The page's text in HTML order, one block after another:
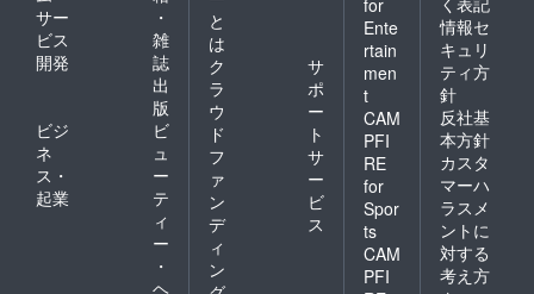
※サイズ
を分け
ること
をご希
望の場
合は、
備考欄
にそれ
ぞれの
内訳を
ご記入
くださ
い ※
ユニ
フォー
Ｃより
お名前
の読み
上げ
要】サ
ポー
ター枠
に空き
がある
場合、
弊社が
別途関
係各所
にセー
サー
ビス
開発
・
雑
誌
出
版
ビジ
ネ
ス・
起業
ビ
ュ
ー
テ
ィ
ー
・
ヘ
と
は
ク
ラ
ウ
ド
フ
ァ
ン
デ
ィ
ン
サ
ポ
ー
ト
サ
ー
ビ
ス
for
Ente
rtain
men
t
CAM
PFI
RE
for
Spor
ts
CAM
PFI
情報セ
キュリ
ティ方
針
反社基
本方針
カスタ
マーハ
ラスメ
ントに
対する
考え方